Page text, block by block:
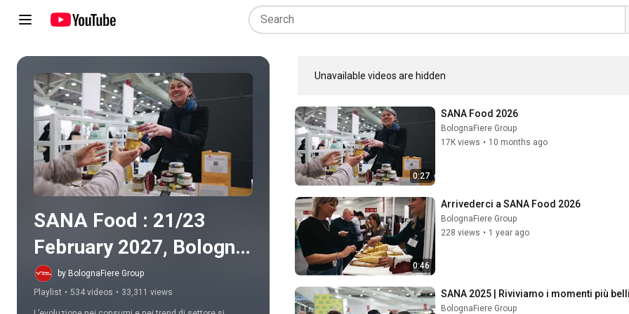
Unavailable videos are hidden
Play all
SANA Food : 21/23
February 2027, Bologna
italy -
https://www.sana.it
by BolognaFiere Group
Playlist • 534 videos • 33,311 views
0:27
SANA Food 2026
BolognaFiere Group
17K views • 10 months ago
0:46
Arrivederci a SANA Food 2026
BolognaFiere Group
228 views • 1 year ago
SANA 2025 | Riviviamo i momenti più
BolognaFiere Group